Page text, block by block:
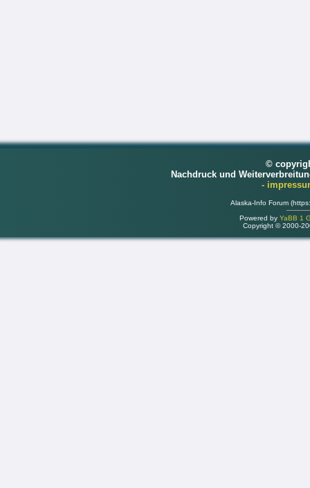
©
Nachdruck und
-
Alaska-Info Forum
Powered by YaBB 1
Copyright © 2000-